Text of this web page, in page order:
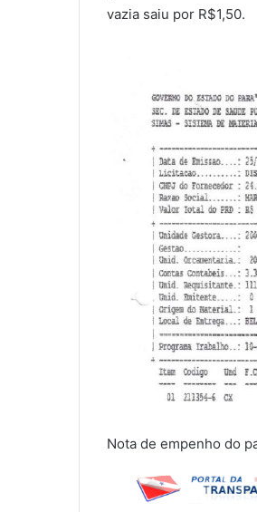
vazia saiu por R$1,50.
Nota de empenho do